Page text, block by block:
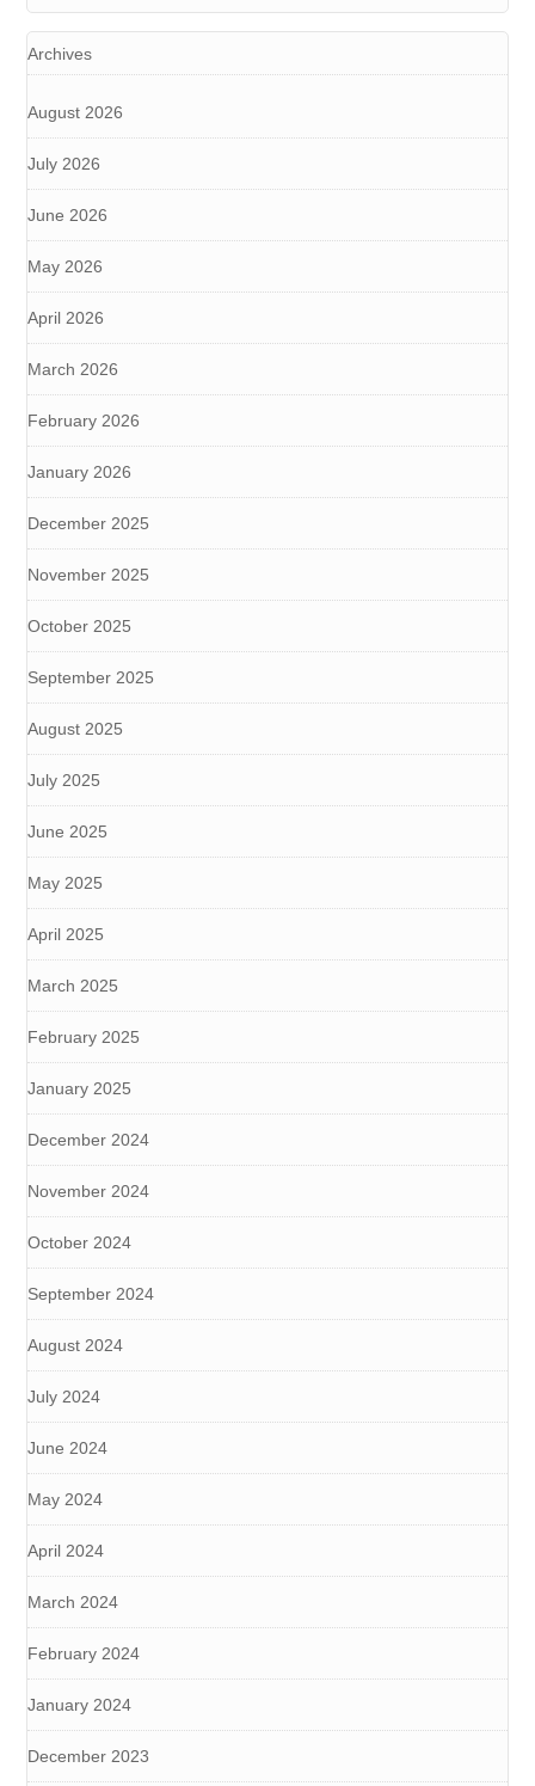
Archives
August 2026
July 2026
June 2026
May 2026
April 2026
March 2026
February 2026
January 2026
December 2025
November 2025
October 2025
September 2025
August 2025
July 2025
June 2025
May 2025
April 2025
March 2025
February 2025
January 2025
December 2024
November 2024
October 2024
September 2024
August 2024
July 2024
June 2024
May 2024
April 2024
March 2024
February 2024
January 2024
December 2023